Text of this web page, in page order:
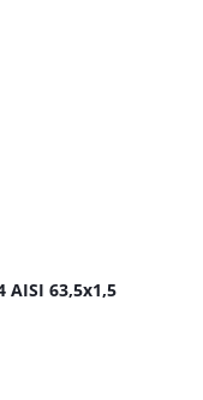
63,5х1,5